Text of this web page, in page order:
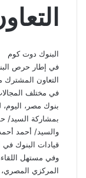
البنوك دوت كوم
في إطار حرص
التعاون المشترك
في مختلف
بنوك مصر، اليوم،
بمشاركة السيد/
والسيد/ أحمد
قيادات البنوك في
وفي مستهل
المركزي المصري،